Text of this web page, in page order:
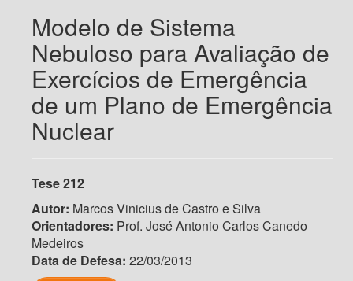
Modelo de Sistema
Nebuloso para Avaliação de
Exercícios de Emergência
de um Plano de Emergência
Nuclear
Tese 212
Autor: Marcos Vinicius de Castro e Silva
Orientadores: Prof. José Antonio Carlos Canedo
Medeiros
Data de Defesa: 22/03/2013